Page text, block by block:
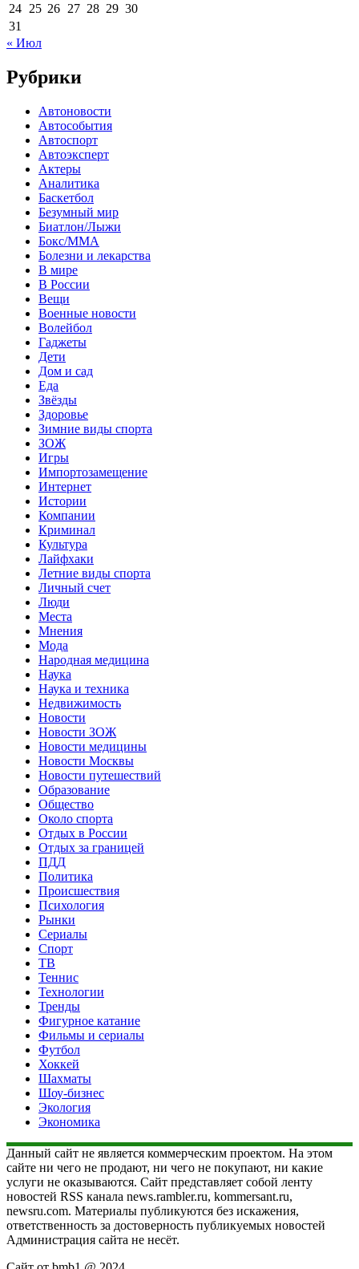
24 25 26 27 28 29 30
31
« Июл
Рубрики
Автоновости
Автособытия
Автоспорт
Автоэксперт
Актеры
Аналитика
Баскетбол
Безумный мир
Биатлон/Лыжи
Бокс/MMA
Болезни и лекарства
В мире
В России
Вещи
Военные новости
Волейбол
Гаджеты
Дети
Дом и сад
Еда
Звёзды
Здоровье
Зимние виды спорта
ЗОЖ
Игры
Импортозамещение
Интернет
Истории
Компании
Криминал
Культура
Лайфхаки
Летние виды спорта
Личный счет
Люди
Места
Мнения
Мода
Народная медицина
Наука
Наука и техника
Недвижимость
Новости
Новости ЗОЖ
Новости медицины
Новости Москвы
Новости путешествий
Образование
Общество
Около спорта
Отдых в России
Отдых за границей
ПДД
Политика
Происшествия
Психология
Рынки
Сериалы
Спорт
ТВ
Теннис
Технологии
Тренды
Фигурное катание
Фильмы и сериалы
Футбол
Хоккей
Шахматы
Шоу-бизнес
Экология
Экономика
Данный сайт не является коммерческим проектом. На этом
сайте ни чего не продают, ни чего не покупают, ни какие
услуги не оказываются. Сайт представляет собой ленту
новостей RSS канала news.rambler.ru, kommersant.ru,
newsru.com. Материалы публикуются без искажения,
ответственность за достоверность публикуемых новостей
Администрация сайта не несёт.